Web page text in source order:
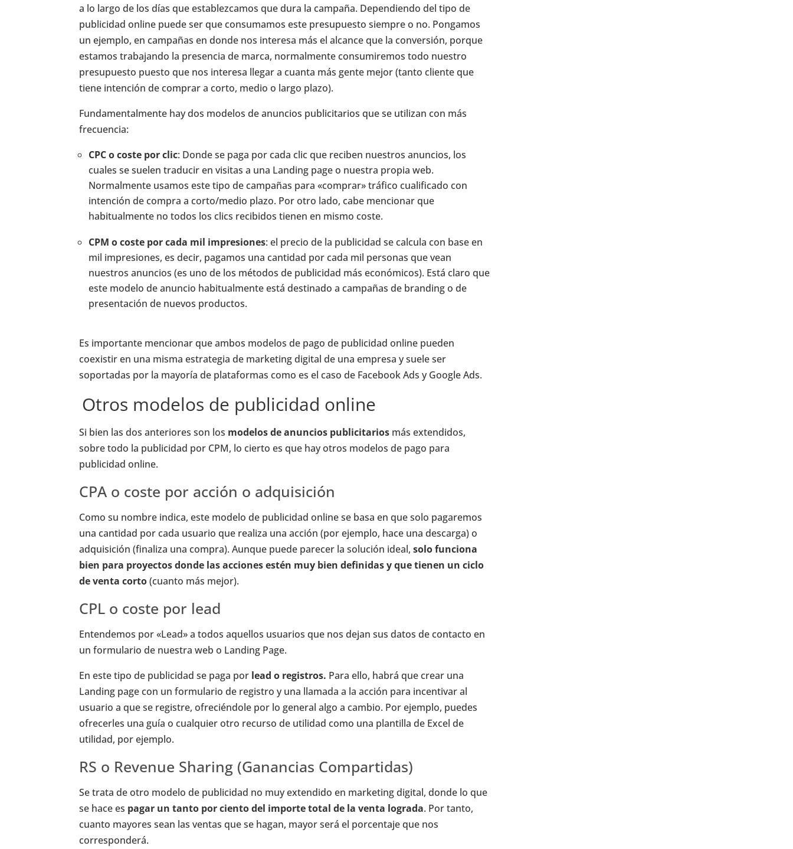
a lo largo de los días que establezcamos que dura la campaña. Dependiendo del tipo de
publicidad online puede ser que consumamos este presupuesto siempre o no. Pongamos
un ejemplo, en campañas en donde nos interesa más el alcance que la conversión, porque
estamos trabajando la presencia de marca, normalmente consumiremos todo nuestro
presupuesto puesto que nos interesa llegar a cuanta más gente mejor (tanto cliente que
tiene intención de comprar a corto, medio o largo plazo).
Fundamentalmente hay dos modelos de anuncios publicitarios que se utilizan con más
frecuencia:
CPC o coste por clic: Donde se paga por cada clic que reciben nuestros anuncios, los
cuales se suelen traducir en visitas a una Landing page o nuestra propia web.
Normalmente usamos este tipo de campañas para «comprar» tráfico cualificado con
intención de compra a corto/medio plazo. Por otro lado, cabe mencionar que
habitualmente no todos los clics recibidos tienen en mismo coste.
CPM o coste por cada mil impresiones: el precio de la publicidad se calcula con base en
mil impresiones, es decir, pagamos una cantidad por cada mil personas que vean
nuestros anuncios (es uno de los métodos de publicidad más económicos). Está claro que
este modelo de anuncio habitualmente está destinado a campañas de branding o de
presentación de nuevos productos.
Es importante mencionar que ambos modelos de pago de publicidad online pueden
coexistir en una misma estrategia de marketing digital de una empresa y suele ser
soportadas por la mayoría de plataformas como es el caso de Facebook Ads y Google Ads.
Otros modelos de publicidad online
Si bien las dos anteriores son los modelos de anuncios publicitarios más extendidos,
sobre todo la publicidad por CPM, lo cierto es que hay otros modelos de pago para
publicidad online.
CPA o coste por acción o adquisición
Como su nombre indica, este modelo de publicidad online se basa en que solo pagaremos
una cantidad por cada usuario que realiza una acción (por ejemplo, hace una descarga) o
adquisición (finaliza una compra). Aunque puede parecer la solución ideal,solo funciona
bien para proyectos donde las acciones estén muy bien definidas y que tienen un ciclo
de venta corto(cuanto más mejor).
CPL o coste por lead
Entendemos por «Lead» a todos aquellos usuarios que nos dejan sus datos de contacto en
un formulario de nuestra web o Landing Page.
En este tipo de publicidad se paga por lead o registros. Para ello, habrá que crear una
Landing page con un formulario de registro y una llamada a la acción para incentivar al
usuario a que se registre, ofreciéndole por lo general algo a cambio. Por ejemplo, puedes
ofrecerles una guía o cualquier otro recurso de utilidad como una plantilla de Excel de
utilidad, por ejemplo.
RS o Revenue Sharing (Ganancias Compartidas)
Se trata de otro modelo de publicidad no muy extendido en marketing digital, donde lo que
se hace es pagar un tanto por ciento del importe total de la venta lograda. Por tanto,
cuanto mayores sean las ventas que se hagan, mayor será el porcentaje que nos
corresponderá.